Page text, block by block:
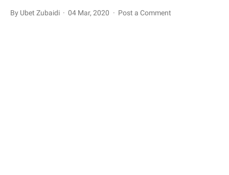
By Ubet Zubaidi 04 Mar, 2020 Post a Comment